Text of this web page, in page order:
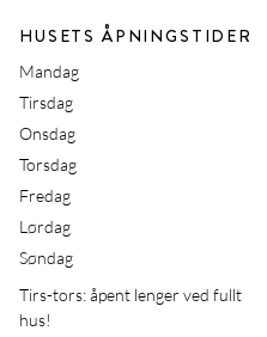
HUSETS ÅPNINGSTIDER
Mandag
Tirsdag
Onsdag
Torsdag
Fredag
Lørdag
Søndag
Tirs-tors: åpent lenger ved fullt
hus!